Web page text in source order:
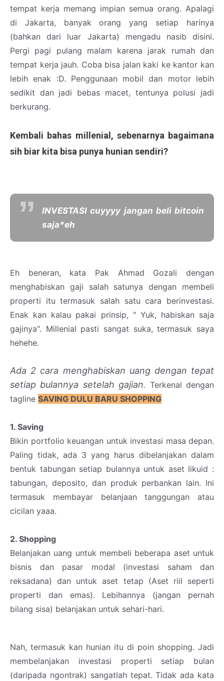
tempat kerja memang impian semua orang. Apalagi
di Jakarta, banyak orang yang setiap harinya
(bahkan dari luar Jakarta) mengadu nasib disini.
Pergi pagi pulang malam karena jarak rumah dan
tempat kerja jauh. Coba bisa jalan kaki ke kantor kan
lebih enak :D. Penggunaan mobil dan motor lebih
sedikit dan jadi bebas macet, tentunya polusi jadi
berkurang.
Kembali bahas millenial, sebenarnya bagaimana
sih biar kita bisa punya hunian sendiri?
INVESTASI cuyyyy jangan beli bitcoin
saja*eh
Eh beneran, kata Pak Ahmad Gozali dengan
menghabiskan gaji salah satunya dengan membeli
properti itu termasuk salah satu cara berinvestasi.
Enak kan kalau pakai prinsip, " Yuk, habiskan saja
gajinya". Millenial pasti sangat suka, termasuk saya
hehehe.
Ada 2 cara menghabiskan uang dengan tepat
setiap bulannya setelah gajian. Terkenal dengan
tagline SAVING DULU BARU SHOPPING
1. Saving
Bikin portfolio keuangan untuk investasi masa depan.
Paling tidak, ada 3 yang harus dibelanjakan dalam
bentuk tabungan setiap bulannya untuk aset likuid :
tabungan, deposito, dan produk perbankan lain. Ini
termasuk membayar belanjaan tanggungan atau
cicilan yaaa.
2. Shopping
Belanjakan uang untuk membeli beberapa aset untuk
bisnis dan pasar modal (investasi saham dan
reksadana) dan untuk aset tetap (Aset riil seperti
properti dan emas). Lebihannya (jangan pernah
bilang sisa) belanjakan untuk sehari-hari.
Nah, termasuk kan hunian itu di poin shopping. Jadi
membelanjakan investasi properti setiap bulan
(daripada ngontrak) sangatlah tepat. Tidak ada kata